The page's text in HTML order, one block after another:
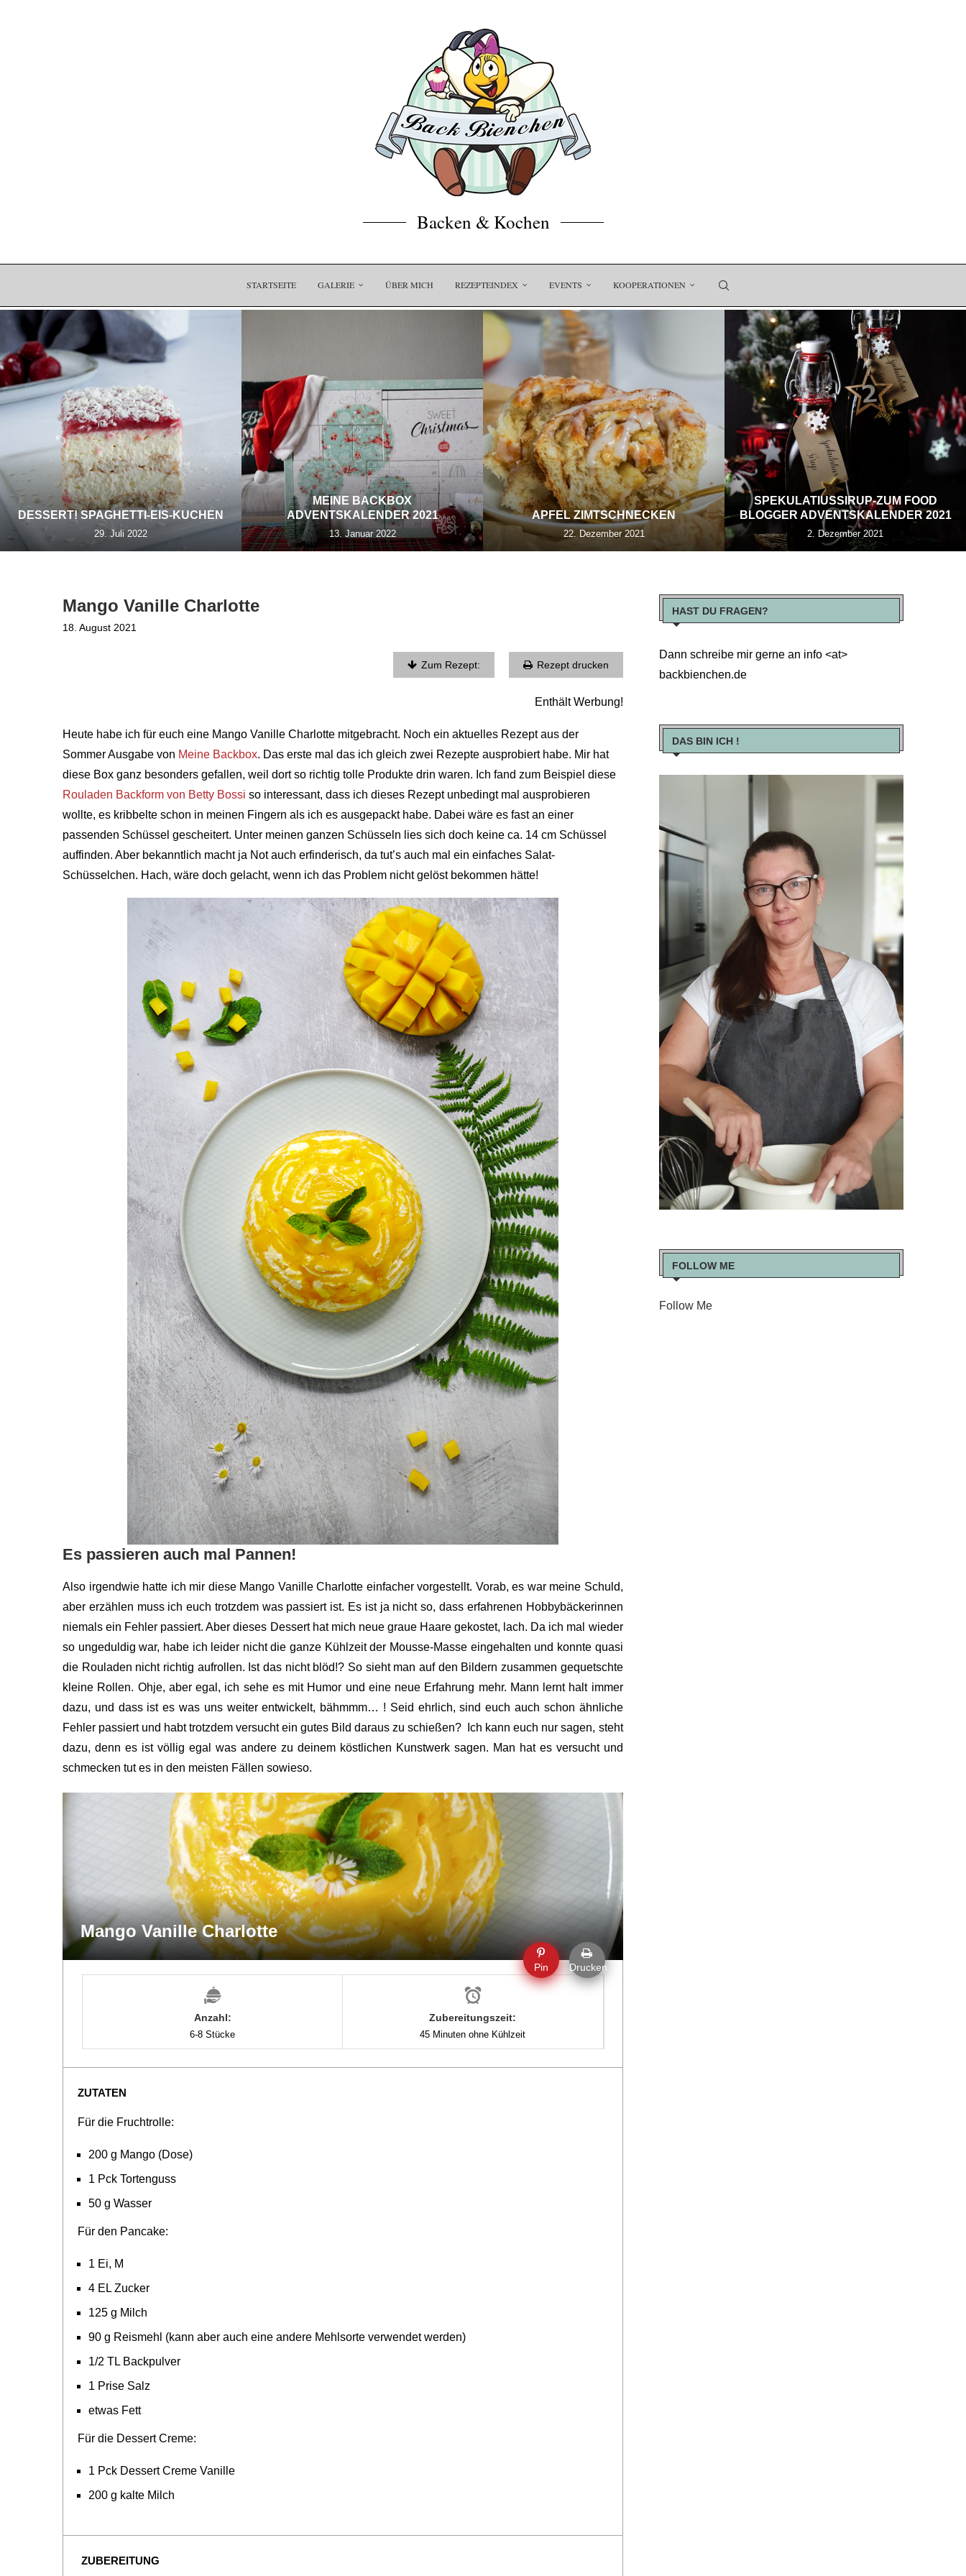
Backen & Kochen
STARTSEITE GALERIE ÜBER MICH REZEPTEINDEX EVENTS KOOPERATIONEN
DESSERT! SPAGHETTI-EIS-KUCHEN
29. Juli 2022
MEINE BACKBOX
ADVENTSKALENDER 2021
13. Januar 2022
APFEL ZIMTSCHNECKEN
22. Dezember 2021
SPEKULATIUSSIRUP-ZUM FOOD
BLOGGER ADVENTSKALENDER 2021
2. Dezember 2021
Mango Vanille Charlotte
18. August 2021
Zum Rezept: Rezept drucken
Enthält Werbung!
Heute habe ich für euch eine Mango Vanille Charlotte mitgebracht. Noch ein aktuelles Rezept aus der
Sommer Ausgabe von Meine Backbox. Das erste mal das ich gleich zwei Rezepte ausprobiert habe. Mir hat
diese Box ganz besonders gefallen, weil dort so richtig tolle Produkte drin waren. Ich fand zum Beispiel diese
Rouladen Backform von Betty Bossi so interessant, dass ich dieses Rezept unbedingt mal ausprobieren
wollte, es kribbelte schon in meinen Fingern als ich es ausgepackt habe. Dabei wäre es fast an einer
passenden Schüssel gescheitert. Unter meinen ganzen Schüsseln lies sich doch keine ca. 14 cm Schüssel
auffinden. Aber bekanntlich macht ja Not auch erfinderisch, da tut’s auch mal ein einfaches Salat-
Schüsselchen. Hach, wäre doch gelacht, wenn ich das Problem nicht gelöst bekommen hätte!
Es passieren auch mal Pannen!
Also irgendwie hatte ich mir diese Mango Vanille Charlotte einfacher vorgestellt. Vorab, es war meine Schuld,
aber erzählen muss ich euch trotzdem was passiert ist. Es ist ja nicht so, dass erfahrenen Hobbybäckerinnen
niemals ein Fehler passiert. Aber dieses Dessert hat mich neue graue Haare gekostet, lach. Da ich mal wieder
so ungeduldig war, habe ich leider nicht die ganze Kühlzeit der Mousse-Masse eingehalten und konnte quasi
die Rouladen nicht richtig aufrollen. Ist das nicht blöd!? So sieht man auf den Bildern zusammen gequetschte
kleine Rollen. Ohje, aber egal, ich sehe es mit Humor und eine neue Erfahrung mehr. Mann lernt halt immer
dazu, und dass ist es was uns weiter entwickelt, bähmmm… ! Seid ehrlich, sind euch auch schon ähnliche
Fehler passiert und habt trotzdem versucht ein gutes Bild daraus zu schießen? Ich kann euch nur sagen, steht
dazu, denn es ist völlig egal was andere zu deinem köstlichen Kunstwerk sagen. Man hat es versucht und
schmecken tut es in den meisten Fällen sowieso.
Mango Vanille Charlotte
Pin Drucken
Anzahl:
6-8 Stücke
Zubereitungszeit:
45 Minuten ohne Kühlzeit
ZUTATEN
Für die Fruchtrolle:
200 g Mango (Dose)
1 Pck Tortenguss
50 g Wasser
Für den Pancake:
1 Ei, M
4 EL Zucker
125 g Milch
90 g Reismehl (kann aber auch eine andere Mehlsorte verwendet werden)
1/2 TL Backpulver
1 Prise Salz
etwas Fett
Für die Dessert Creme:
1 Pck Dessert Creme Vanille
200 g kalte Milch
ZUBEREITUNG
HAST DU FRAGEN?
Dann schreibe mir gerne an info <at>
backbienchen.de
DAS BIN ICH !
FOLLOW ME
Follow Me